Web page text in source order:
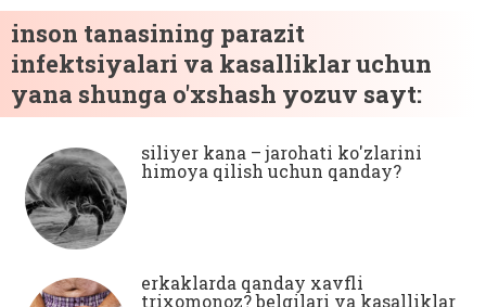
inson tanasining parazit
infektsiyalari va kasalliklar uchun
yana shunga o'xshash yozuv sayt:
siliyer kana – jarohati ko'zlarini
himoya qilish uchun qanday?
erkaklarda qanday xavfli
trixomonoz? belgilari va kasalliklar